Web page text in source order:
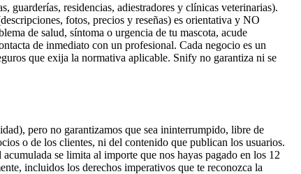
guarderías, residencias, adiestradores y clínicas veterinarias).
fotos, precios y reseñas) es orientativa y NO
de salud, síntoma o urgencia de tu mascota, acude
de inmediato con un profesional. Cada negocio es un
que exija la normativa aplicable. Snify no garantiza ni se
pero no garantizamos que sea ininterrumpido, libre de
o de los clientes, ni del contenido que publican los usuarios.
se limita al importe que nos hayas pagado en los 12
incluidos los derechos imperativos que te reconozca la